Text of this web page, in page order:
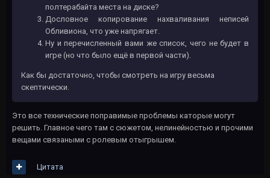
полтерабайта места на диске?
Дословное копирование нахваливания неписей
Обливиона, что уже напрягает.
Ну и перечисленный вами же список, чего не будет в
игре (но что было ещё в первой части).
Как бы достаточно, чтобы смотреть на игру весьма
скептически.
Это все технические поправимые проблемы каторые могут
решить. Главное чего там с сюжетом, нелинейностью и прочими
вещами связаными с ролевым отыгрышем.
Цитата